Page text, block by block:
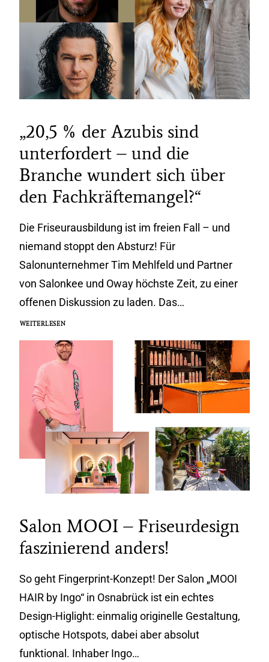
„20,5 % der Azubis sind
unterfordert – und die
Branche wundert sich über
den Fachkräftemangel?“
Die Friseurausbildung ist im freien Fall – und
niemand stoppt den Absturz! Für
Salonunternehmer Tim Mehlfeld und Partner
von Salonkee und Oway höchste Zeit, zu einer
offenen Diskussion zu laden. Das…
WEITERLESEN
Salon MOOI – Friseurdesign
faszinierend anders!
So geht Fingerprint-Konzept! Der Salon „MOOI
HAIR by Ingo“ in Osnabrück ist ein echtes
Design-Higlight: einmalig originelle Gestaltung,
optische Hotspots, dabei aber absolut
funktional. Inhaber Ingo…